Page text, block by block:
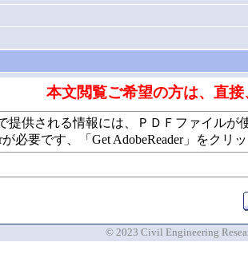
本文閲覧ご希望の方は、直
提供される情報には、ＰＤＦファイル
が必要です、「Get AdobeReader」をク
© 2023 Civil Engineering